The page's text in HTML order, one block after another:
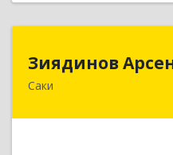
Зиядинов
Саки